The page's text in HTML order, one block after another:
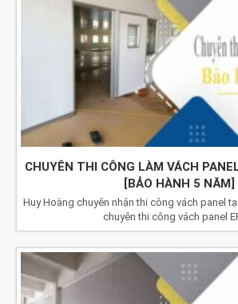
CHUYÊN THI CÔNG LÀM VÁCH
[BẢO HÀNH 5 NĂM]
Huy Hoàng chuyên nhận thi công vách panel
chuyên thi công vách panel